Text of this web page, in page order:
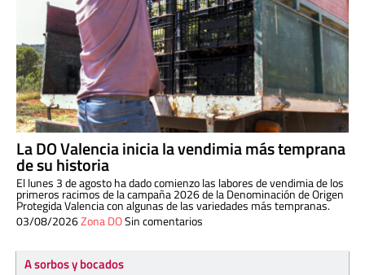
La DO Valencia inicia la vendimia más temprana
de su historia
El lunes 3 de agosto ha dado comienzo las labores de vendimia de los
primeros racimos de la campaña 2026 de la Denominación de Origen
Protegida Valencia con algunas de las variedades más tempranas.
03/08/2026Zona DOSin comentarios
A sorbos y bocados